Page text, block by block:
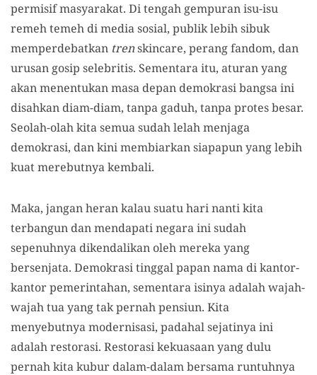
permisif masyarakat. Di tengah gempuran isu-isu
remeh temeh di media sosial, publik lebih sibuk
memperdebatkan trenskincare, perang fandom, dan
urusan gosip selebritis. Sementara itu, aturan yang
akan menentukan masa depan demokrasi bangsa ini
disahkan diam-diam, tanpa gaduh, tanpa protes besar.
Seolah-olah kita semua sudah lelah menjaga
demokrasi, dan kini membiarkan siapapun yang lebih
kuat merebutnya kembali.
Maka, jangan heran kalau suatu hari nanti kita
terbangun dan mendapati negara ini sudah
sepenuhnya dikendalikan oleh mereka yang
bersenjata. Demokrasi tinggal papan nama di kantor-
kantor pemerintahan, sementara isinya adalah wajah-
wajah tua yang tak pernah pensiun. Kita
menyebutnya modernisasi, padahal sejatinya ini
adalah restorasi. Restorasi kekuasaan yang dulu
pernah kita kubur dalam-dalam bersama runtuhnya